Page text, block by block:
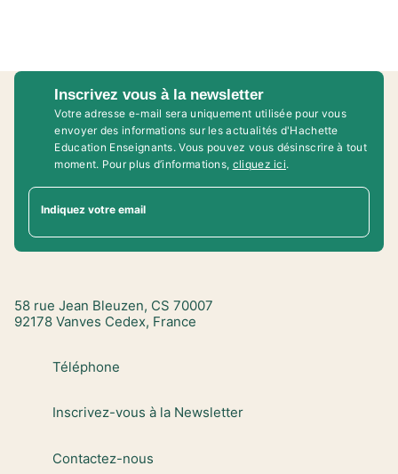
Inscrivez vous à la newsletter
Votre adresse e-mail sera uniquement utilisée pour vous
envoyer des informations sur les actualités d'Hachette
Education Enseignants. Vous pouvez vous désinscrire à tout
moment. Pour plus d’informations, cliquez ici.
Indiquez votre email
58 rue Jean Bleuzen, CS 70007
92178 Vanves Cedex, France
Téléphone
Inscrivez-vous à la Newsletter
Contactez-nous